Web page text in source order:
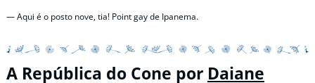
— Aqui é o posto nove, tia! Point gay de Ipanema.
A República do Cone por Daiane